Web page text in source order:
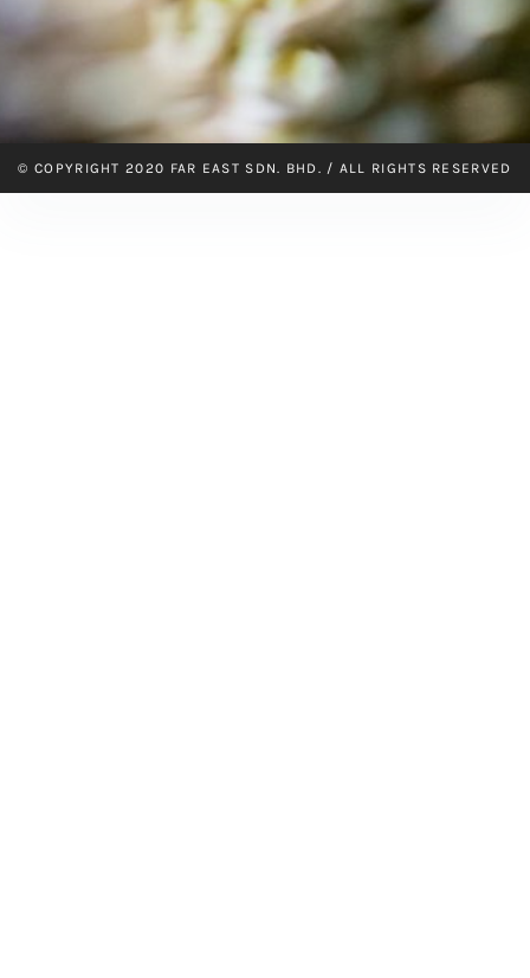
© COPYRIGHT 2020 FAR EAST SDN. BHD. / ALL RIGHTS RESERVED